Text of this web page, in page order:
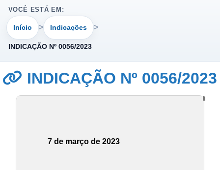
VOCÊ ESTÁ EM:
Início Indicações
INDICAÇÃO Nº 0056/2023
INDICAÇÃO Nº 0056/2023
7 de março de 2023